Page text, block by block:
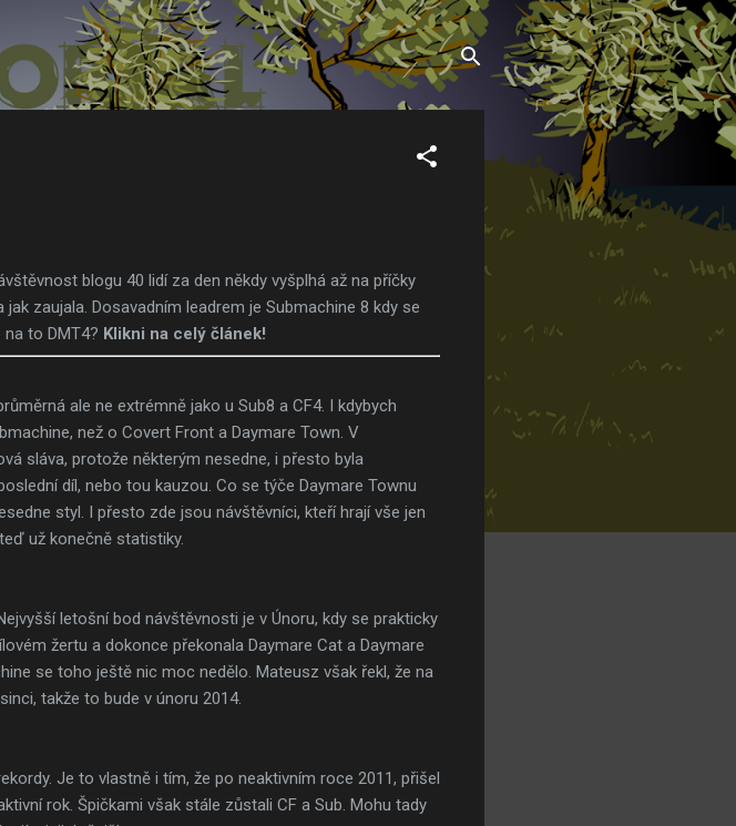
obsah
blogu 40 lidí za den někdy vyšplhá až na příčky
zaujala. Dosavadním leadrem je Submachine 8 kdy se
to DMT4? Klikni na celý článek!
ale ne extrémně jako u Sub8 a CF4. I kdybych
než o Covert Front a Daymare Town. V
sláva, protože některým nesedne, i přesto byla
díl, nebo tou kauzou. Co se týče Daymare Townu
styl. I přesto zde jsou návštěvníci, kteří hrají vše jen
už konečně statistiky.
letošní bod návštěvnosti je v Únoru, kdy se prakticky
žertu a dokonce překonala Daymare Cat a Daymare
se toho ještě nic moc nedělo. Mateusz však řekl, že na
takže to bude v únoru 2014.
Je to vlastně i tím, že po neaktivním roce 2011, přišel
rok. Špičkami však stále zůstali CF a Sub. Mohu tady